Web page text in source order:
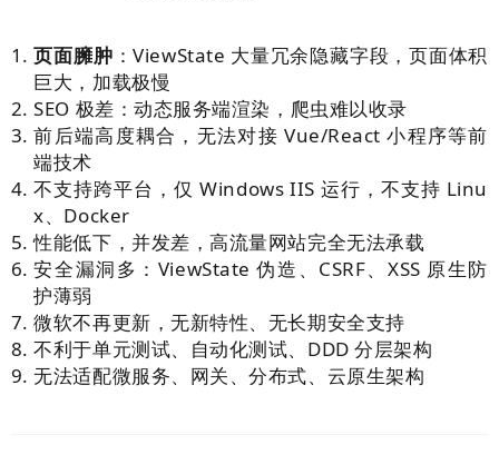
页面臃肿 ：ViewState 大量冗余隐藏字段，页面体积
巨大，加载极慢
SEO 极差：动态服务端渲染，爬虫难以收录
前后端高度耦合，无法对接 Vue/React 小程序等前
端技术
不支持跨平台，仅 Windows IIS 运行，不支持 Linu
x、Docker
性能低下，并发差，高流量网站完全无法承载
安全漏洞多：ViewState 伪造、CSRF、XSS 原生防
护薄弱
微软不再更新，无新特性、无长期安全支持
不利于单元测试、自动化测试、DDD 分层架构
无法适配微服务、网关、分布式、云原生架构